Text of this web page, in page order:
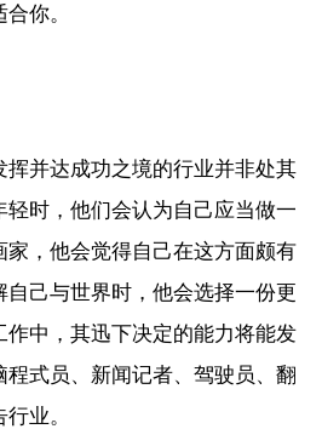
你。
挥并达成功之境的行业并非处其
轻时，他们会认为自己应当做一
家，他会觉得自己在这方面颇有
己与世界时，他会选择一份更
作中，其迅下决定的能力将能发
式员、新闻记者、驾驶员、翻
业。